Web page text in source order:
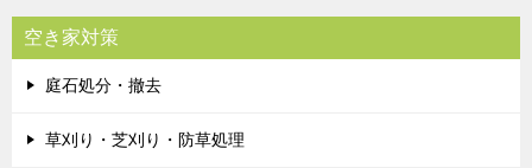
空き家対策
庭石処分・撤去
草刈り・芝刈り・防草処理